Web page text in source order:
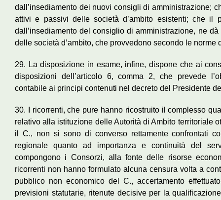
dall’insediamento dei nuovi consigli di amministrazione;
attivi e passivi delle società d’ambito esistenti; che il
dall’insediamento del consiglio di amministrazione, ne
delle società d’ambito, che provvedono secondo le norme
29. La disposizione in esame, infine, dispone che ai
disposizioni dell’articolo 6, comma 2, che prevede
contabile ai principi contenuti nel decreto del Presidente
30. I ricorrenti, che pure hanno ricostruito il complesso
relativo alla istituzione delle Autorità di Ambito territoriale
il C., non si sono di converso rettamente confrontati
regionale quanto ad importanza e continuità del
compongono i Consorzi, alla fonte delle risorse
ricorrenti non hanno formulato alcuna censura volta a
pubblico non economico del C., accertamento
previsioni statutarie, ritenute decisive per la